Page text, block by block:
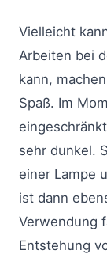
Vielleicht
Arbeiten bei
kann,
Spaß. Im
sehr dunkel.
einer Lampe
ist dann
Verwendung
Entstehung